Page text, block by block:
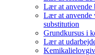
Lær at anvende
Lær at
substitution
Grundkursus i
Lær at